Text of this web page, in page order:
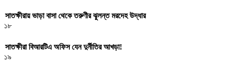
সাতক্ষীরায় ভাড়া বাসা থেকে তরুণীর ঝুলন্ত মরদেহ উদ্ধার
১৮
সাতক্ষীরা বিআরটিএ অফিস যেন দুর্নীতির আখড়া!
১৯